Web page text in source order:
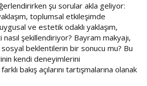
şu sorular akla geliyor:
toplumsal etkileşimde
ve estetik odaklı yaklaşım,
şekillendiriyor? Bayram makyajı,
beklentilerin bir sonucu mu? Bu
kendi deneyimlerini
bakış açılarını tartışmalarına olanak